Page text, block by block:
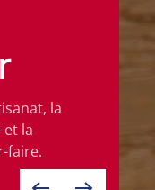
la
la
faire.